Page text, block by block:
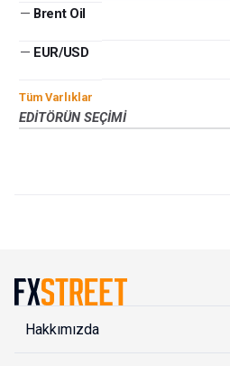
— Brent Oil
— EUR/USD
Tüm Varlıklar
EDITÖRÜN SEÇIMI
Hakkımızda